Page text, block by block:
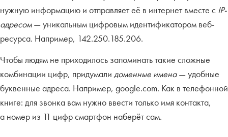
нужную информацию и отправляет её в интернет вместе с IP-
адресом— уникальным цифровым идентификатором веб-
ресурса. Например, 142.250.185.206.
Чтобы людям не приходилось запоминать такие сложные
комбинации цифр, придумали доменные имена— удобные
буквенные адреса. Например, google.com. Как в телефонной
книге: для звонка вам нужно ввести только имя контакта,
а номер из 11 цифр смартфон наберёт сам.